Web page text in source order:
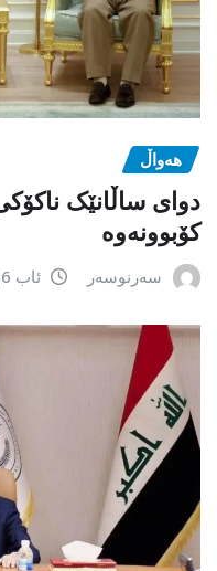
هەواڵ
دوای ساڵانێک
کۆبوونەوە
سەرنوسەر ئاب 6, 2026